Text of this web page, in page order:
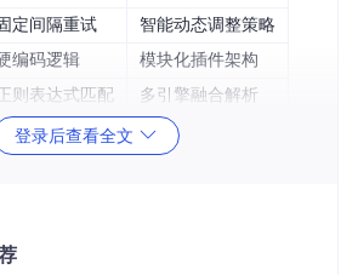
定间隔重试
智能动态调整策略
编码逻辑
模块化插件架构
则表达式匹配 多引擎融合解析
擎
登录后查看全文